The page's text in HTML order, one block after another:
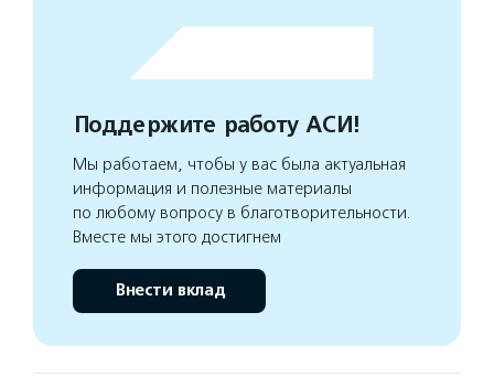
Поддержите работу АСИ!
Мы работаем, чтобы у вас была актуальная
информация и полезные материалы
по любому вопросу в благотворительности.
Вместе мы этого достигнем
Внести вклад